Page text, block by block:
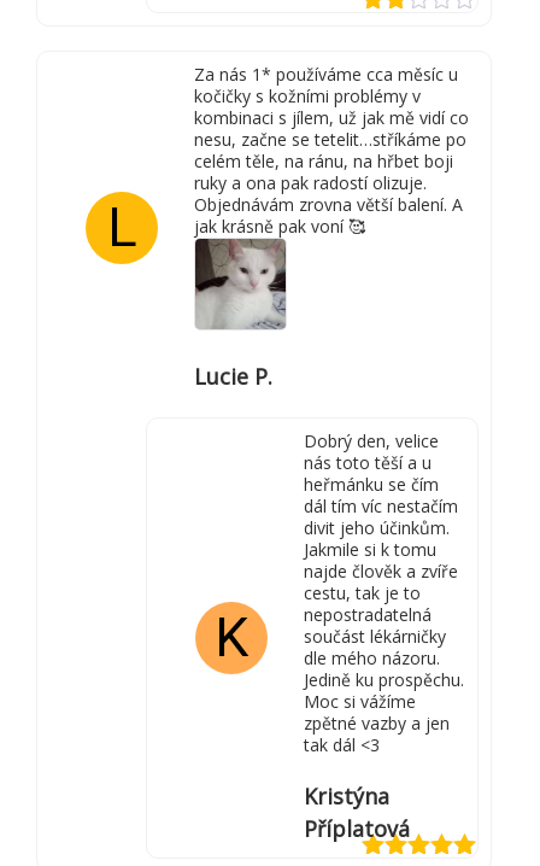
5
L
Za nás 1* používáme cca měsíc u
kočičky s kožními problémy v
kombinaci s jílem, už jak mě vidí co
nesu, začne se tetelit…stříkáme po
celém těle, na ránu, na hřbet boji
ruky a ona pak radostí olizuje.
Objednávám zrovna větší balení. A
jak krásně pak voní 🥰
Lucie P.
K
Dobrý den, velice
nás toto těší a u
heřmánku se čím
dál tím víc nestačím
divit jeho účinkům.
Jakmile si k tomu
najde člověk a zvíře
cestu, tak je to
nepostradatelná
součást lékárničky
dle mého názoru.
Jedině ku prospěchu.
Moc si vážíme
zpětné vazby a jen
tak dál <3
Kristýna
Příplatová